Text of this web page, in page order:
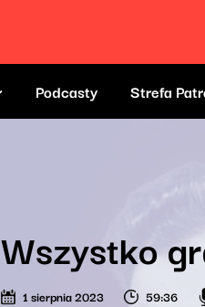
Podcasty Strefa
Wszystko
1 sierpnia 2023 59:36